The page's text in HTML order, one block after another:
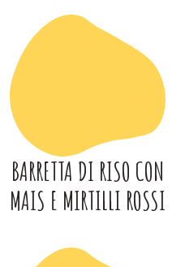
BARRETTA DI RISO CON
MAIS E MIRTILLI ROSSI